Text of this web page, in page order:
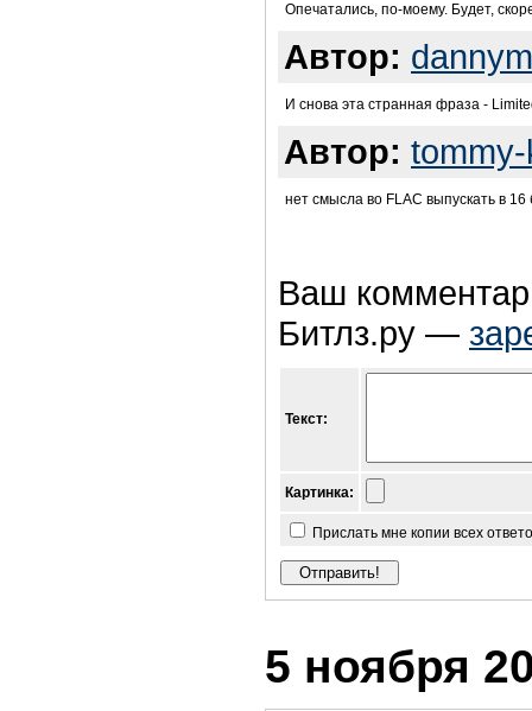
Опечатались, по-моему. Будет,
Автор:
И снова эта странная фраза -
Автор:
нет смысла во FLAC выпускать в 16
Ваш
Битлз.ру —
Текст:
Картинка:
Прислать мне копии всех
5 ноября